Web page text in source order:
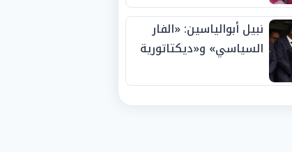
الجوائز منذ الصغر
نبيل أبوالياسين: «الفار
السياسي» و«ديكتاتورية
الفيفا».. وإقالة